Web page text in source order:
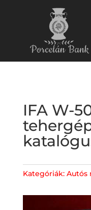
IFA W-
Kategóriák: Autós